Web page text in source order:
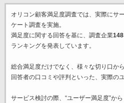
オリコン顧客満足度調査では、実際にサ
ケート調査を実施。
満足度に関する回答を基に、調査企業148
ランキングを発表しています。
総合満足度だけでなく、様々な切り口か
回答者の口コミや評判といった、実際の
サービス検討の際、“ユーザー満足度”か